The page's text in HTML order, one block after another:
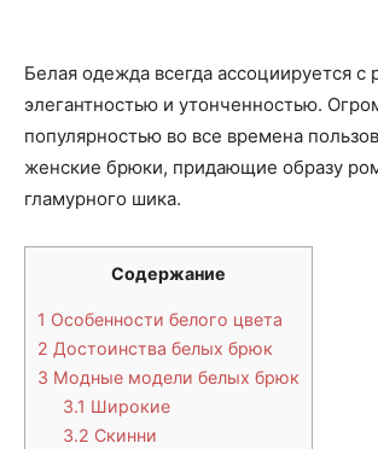
Белая одежда всегда ассоциируется с
элегантностью и утонченностью.
популярностью во все времена
женские брюки, придающие образу
гламурного шика.
Содержание
1 Особенности белого цвета
2 Достоинства белых брюк
3 Модные модели белых брюк
3.1 Широкие
3.2 Скинни